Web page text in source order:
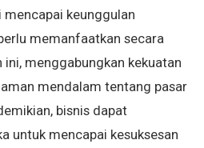
keunggulan
memanfaatkan secara
menggabungkan kekuatan
mendalam tentang pasar
bisnis dapat
untuk mencapai kesuksesan